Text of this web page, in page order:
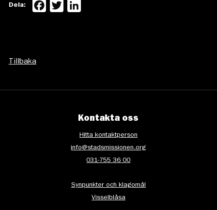
Dela: Facebook
Twitter
Tillbaka
Kontakta oss
Hitta kontaktperson
info@stadsmissionen.org
031-755 36 00
Synpunkter och klagomål
Visselblåsa